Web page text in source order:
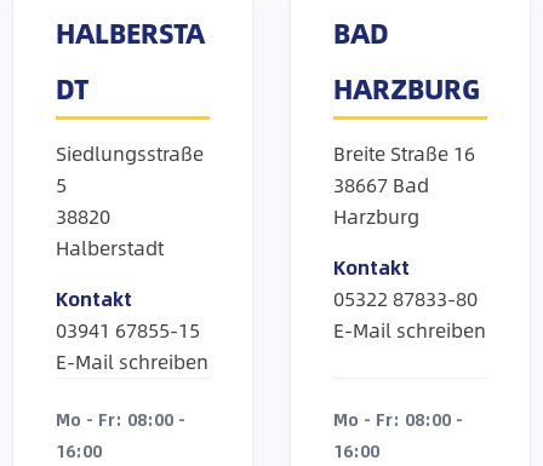
HALBERSTA
DT
Siedlungsstraße
5
38820
Halberstadt
Kontakt
03941 67855-15
E-Mail schreiben
Mo - Fr: 08:00 -
16:00
BAD
HARZBURG
Breite Straße 16
38667 Bad
Harzburg
Kontakt
05322 87833-80
E-Mail schreiben
Mo - Fr: 08:00 -
16:00